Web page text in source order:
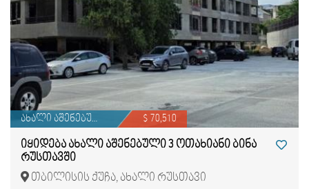
ახალი აშენებული $ 70,510
იყიდება ახალი აშენებული 3 ოთახიანი ბინა
რუსთავში
თბილისის ქუჩა, ახალი რუსთავი